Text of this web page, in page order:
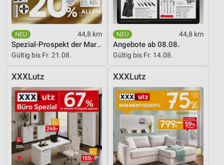
44,8 km
Spezial-Prospekt der Marken
Gültig bis Fr. 21.08.
44,8 km
Angebote ab 08.08.
Gültig bis Fr. 14.08.
XXXLutz XXXLutz
Verwendung reduzierter Daten zur Auswahl von
Inhalten
IAB-Besonderheiten:
Verwendung genauer Standortdaten
Geräte anhand von aktiv angeforderten
Nicht-IAB-Verarbeitungszwecke:
Notwendig
Performance
Funktional